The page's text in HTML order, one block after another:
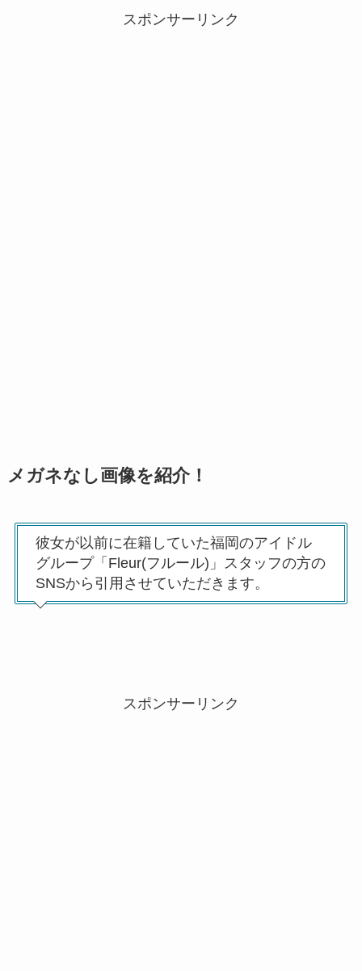
スポンサーリンク
メガネなし画像を紹介！
彼女が以前に在籍していた福岡のアイドル
グループ「Fleur(フルール)」スタッフの方の
SNSから引用させていただきます。
スポンサーリンク